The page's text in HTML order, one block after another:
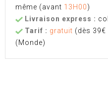
même (avant 13H00)
Livraison express :
Tarif : gratuit (dès 39€
(Monde)